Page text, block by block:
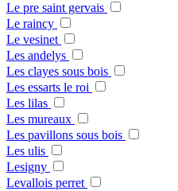
Le pre saint gervais
Le raincy
Le vesinet
Les andelys
Les clayes sous bois
Les essarts le roi
Les lilas
Les mureaux
Les pavillons sous bois
Les ulis
Lesigny
Levallois perret